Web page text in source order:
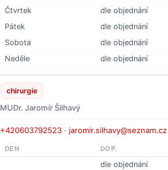
Čtvrtek
dle objednání
Pátek
dle objednání
Sobota
dle objednání
Neděle
dle objednání
chirurgie
MUDr. Jaromír Šilhavý
+420603792523 · jaromir.silhavy@seznam.cz
DEN DOP.
dle objednání